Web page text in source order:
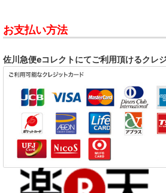
DASHING STRAIGHT
DDT
DIVE
FC FiVE
GMF
LO-LITE
お支払い方法
佐川急便eコレクトにてご利用頂けるクレ